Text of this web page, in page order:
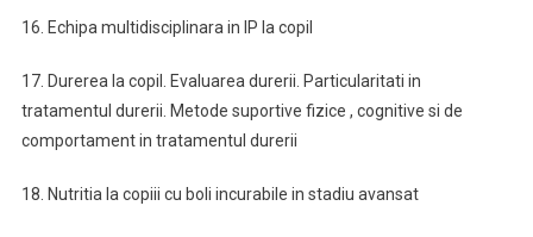
16. Echipa multidisciplinara in IP la copil
17. Durerea la copil. Evaluarea durerii. Particularitati in
tratamentul durerii. Metode suportive fizice , cognitive si de
comportament in tratamentul durerii
18. Nutritia la copiii cu boli incurabile in stadiu avansat